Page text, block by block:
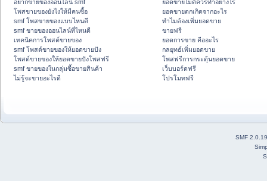
อยากขายของออนไลน์ smf
โพสขายของยังไงให้มีคนซื้อ
smf โพสขายของแบบไหนดี
smf ขายของออนไลน์ที่ไหนดี
เทคนิคการโพสต์ขายของ
smf โพสต์ขายของให้ยอดขายปัง
โพสต์ขายของให้ยอดขายปังโพสฟรี
smf ขายของในกลุ่มซื้อขายสินค้า
ไม่รู้จะขายอะไรดี
ยอดขายไม่ดีควรทำอย่างไร
ยอดขายตกเกิดจากอะไร
ทำไมต้องเพิ่มยอดขาย
ขายฟรี
ยอดการขาย คืออะไร
กลยุทธ์เพิ่มยอดขาย
โพสฟรีการกระตุ้นยอดขาย
เว็บบอร์ดฟรี
โปรโมทฟรี
SMF 2.0.19